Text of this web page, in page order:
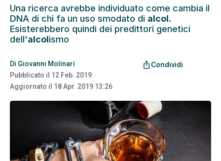
Una ricerca avrebbe individuato come cambia il
DNA di chi fa un uso smodato di alcol.
Esisterebbero quindi dei predittori genetici
dell'alcolismo
Di Giovanni Molinari
Pubblicato il 12 Feb. 2019
Aggiornato il 18 Apr. 2019 13:26
ios_share Condividi